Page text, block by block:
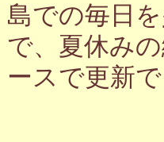
島での毎日
で、夏休み
ースで更新